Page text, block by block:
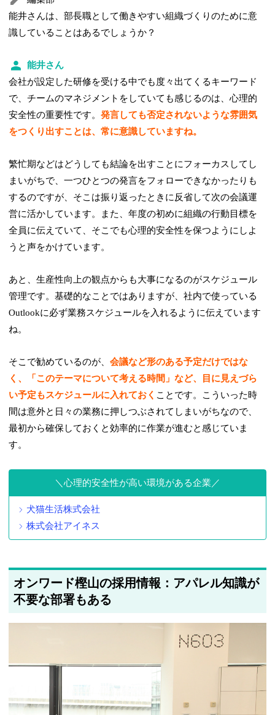
能井さんは、部長職として働きやすい組織づくりのために意
識していることはあるでしょうか？
能井さん
会社が設定した研修を受ける中でも度々出てくるキーワード
で、チームのマネジメントをしていても感じるのは、心理的
安全性の重要性です。発言しても否定されないような雰囲気
をつくり出すことは、常に意識していますね。
繁忙期などはどうしても結論を出すことにフォーカスしてし
まいがちで、一つひとつの発言をフォローできなかったりも
するのですが、そこは振り返ったときに反省して次の会議運
営に活かしています。また、年度の初めに組織の行動目標を
全員に伝えていて、そこでも心理的安全性を保つようにしよ
うと声をかけています。
あと、生産性向上の観点からも大事になるのがスケジュール
管理です。基礎的なことではありますが、社内で使っている
Outlookに必ず業務スケジュールを入れるように伝えています
ね。
そこで勧めているのが、会議など形のある予定だけではな
く、「このテーマについて考える時間」など、目に見えづら
い予定もスケジュールに入れておく ことです。こういった時
間は意外と日々の業務に押しつぶされてしまいがちなので、
最初から確保しておくと効率的に作業が進むと感じていま
す。
心理的安全性が高い環境がある企業
犬猫生活株式会社
株式会社アイネス
オンワード樫山の採用情報：アパレル知識が
不要な部署もある